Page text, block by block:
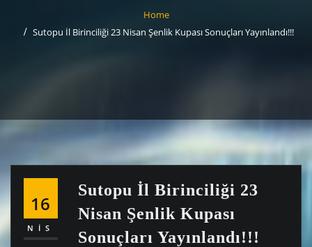
Home
Sutopu İl Birinciliği 23 Nisan Şenlik Kupası Sonuçları Yayınlandı!!!
16
NIS
Sutopu İl Birinciliği 23
Nisan Şenlik Kupası
Sonuçları Yayınlandı!!!